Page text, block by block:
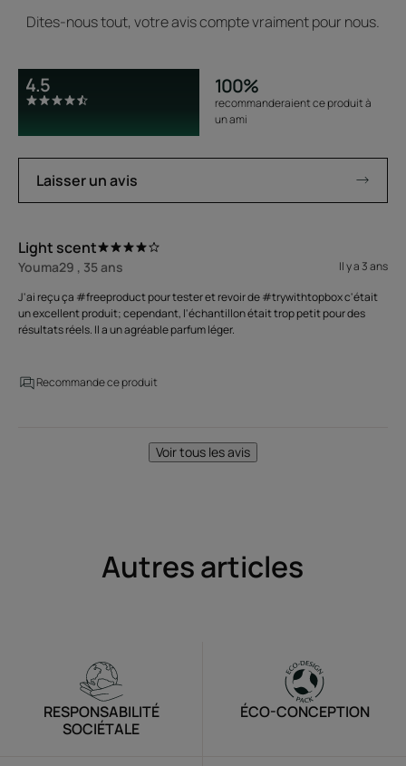
Dites-nous tout, votre avis compte vraiment pour nous.
4.5 100%
recommanderaient ce produit à
un ami
Laisser un avis
Light scent
Youma29 , 35 ans
Il y a 3 ans
J'ai reçu ça #freeproduct pour tester et revoir de #trywithtopbox c'était
un excellent produit; cependant, l'échantillon était trop petit pour des
résultats réels. Il a un agréable parfum léger.
Recommande ce produit
Voir tous les avis
Autres articles
RESPONSABILITÉ
SOCIÉTALE
ÉCO-CONCEPTION